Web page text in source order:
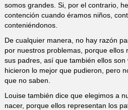
somos grandes. Si, por el contrario,
contención cuando éramos niños,
conteniéndonos.
De cualquier manera, no hay razón
por nuestros problemas, porque ellos
sus padres, así que también ellos
hicieron lo mejor que pudieron, pero
que no saben.
Louise también dice que elegimos a
nacer, porque ellos representan los